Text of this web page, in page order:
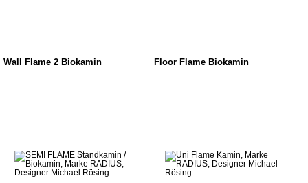
Wall Flame 2 Biokamin Floor Flame Biokamin